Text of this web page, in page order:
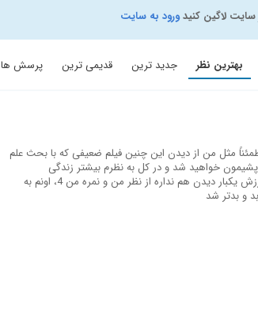
سایت لاگین کنیدورود به سایت
بهترین نظر جدید ترین قدیمی ترین پرسش ها
مثل من از دیدن این چنین فیلم ضعیفی که با بحث علم
پشیمون خواهید شد و در کل به نظرم بیشتر زندگی
شخصیت اصلی فیلم بود تا هر موضوع دیگری! در کل ارزش یکبار دیدن هم نداره از نظر من و نمره من 4، اونم به
و بدتر شد